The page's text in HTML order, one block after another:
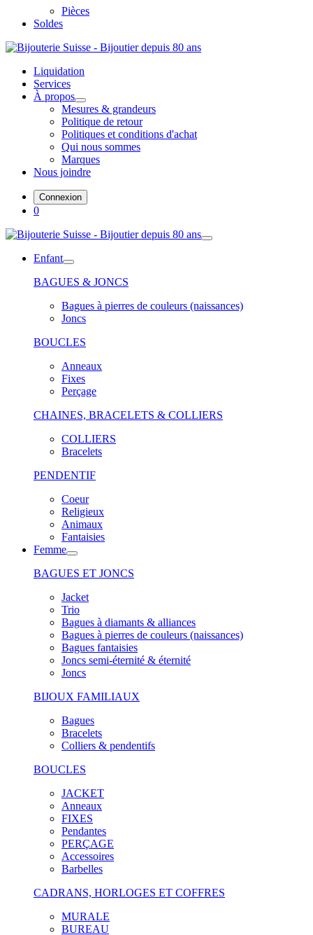
Pièces
Soldes
Liquidation
Services
À propos
Mesures & grandeurs
Politique de retour
Politiques et conditions d'achat
Qui nous sommes
Marques
Nous joindre
Connexion
0
Enfant
BAGUES & JONCS
Bagues à pierres de couleurs (naissances)
Joncs
BOUCLES
Anneaux
Fixes
Perçage
CHAINES, BRACELETS & COLLIERS
COLLIERS
Bracelets
PENDENTIF
Coeur
Religieux
Animaux
Fantaisies
Femme
BAGUES ET JONCS
Jacket
Trio
Bagues à diamants & alliances
Bagues à pierres de couleurs (naissances)
Bagues fantaisies
Joncs semi-éternité & éternité
Joncs
BIJOUX FAMILIAUX
Bagues
Bracelets
Colliers & pendentifs
BOUCLES
JACKET
Anneaux
FIXES
Pendantes
PERÇAGE
Accessoires
Barbelles
CADRANS, HORLOGES ET COFFRES
MURALE
BUREAU